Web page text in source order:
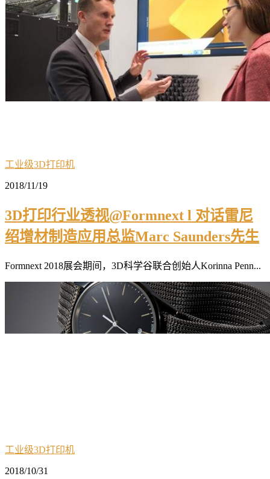
工业级3D打印机
2018/11/19
3D打印行业透视@Formnext l 对话雷尼
绍增材制造应用总监Marc Saunders先生
Formnext 2018展会期间，3D科学谷联合创始人Korinna Penn...
工业级3D打印机
2018/10/31